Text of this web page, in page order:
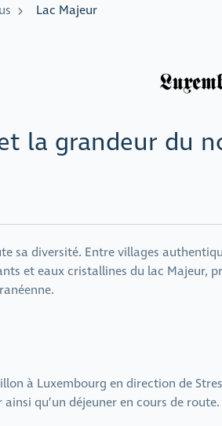
Lac Majeur
la grandeur du
sa diversité. Entre villages
et eaux cristallines du lac Majeur,
à Luxembourg en direction de
qu’un déjeuner en cours de